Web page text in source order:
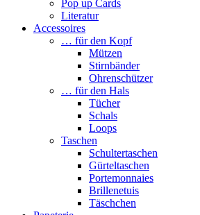
Pop up Cards
Literatur
Accessoires
… für den Kopf
Mützen
Stirnbänder
Ohrenschützer
… für den Hals
Tücher
Schals
Loops
Taschen
Schultertaschen
Gürteltaschen
Portemonnaies
Brillenetuis
Täschchen